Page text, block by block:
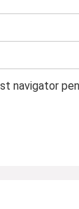
navigator